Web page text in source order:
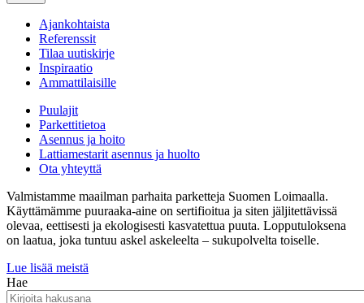
Ajankohtaista
Referenssit
Tilaa uutiskirje
Inspiraatio
Ammattilaisille
Puulajit
Parkettitietoa
Asennus ja hoito
Lattiamestarit asennus ja huolto
Ota yhteyttä
Valmistamme maailman parhaita parketteja Suomen Loimaalla.
Käyttämämme puuraaka-aine on sertifioitua ja siten jäljitettävissä
olevaa, eettisesti ja ekologisesti kasvatettua puuta. Lopputuloksena
on laatua, joka tuntuu askel askeleelta – sukupolvelta toiselle.
Lue lisää meistä
Hae